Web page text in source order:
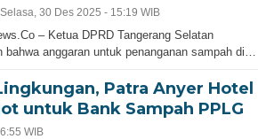
Selasa, 30 Des 2025 - 15:19 WIB
– Ketua DPRD Tangerang Selatan
anggaran untuk penanganan sampah di…
Patra Anyer Hotel
untuk Bank Sampah PPLG
WIB